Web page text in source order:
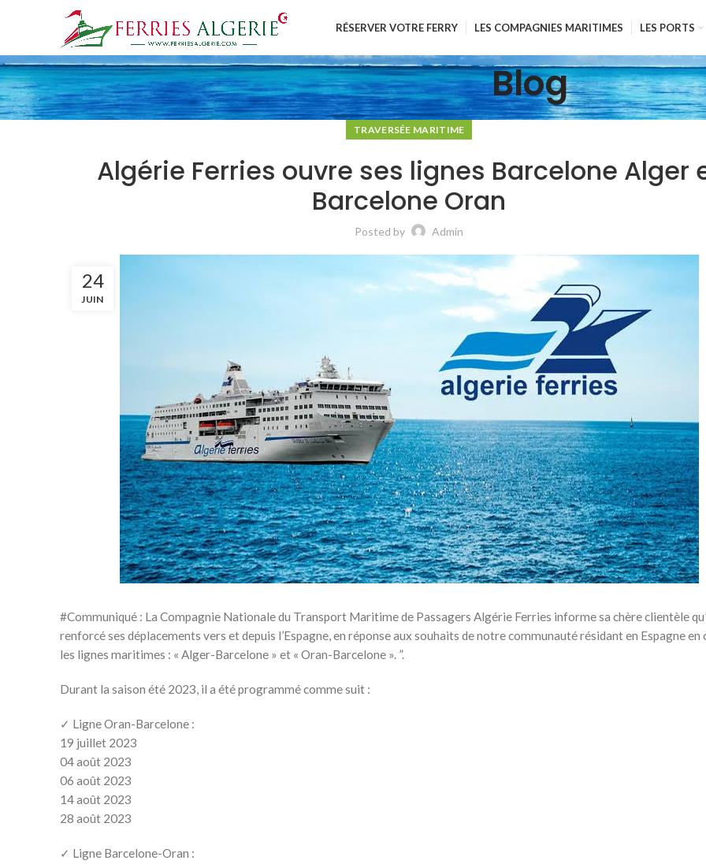
RÉSERVER VOTRE FERRY LES COMPAGNIES MARITIMES LES PORTS
Blog
TRAVERSÉE MARITIME
Algérie Ferries ouvre ses lignes Barcelone Alger
Barcelone Oran
Posted by Admin
24
JUIN
#Communiqué : La Compagnie Nationale du Transport Maritime de Passagers Algérie Ferries informe sa chère clientèle
renforcé ses déplacements vers et depuis l’Espagne, en réponse aux souhaits de notre communauté résidant en Espagne
les lignes maritimes : « Alger-Barcelone » et « Oran-Barcelone ». ”.
Durant la saison été 2023, il a été programmé comme suit :
✓ Ligne Oran-Barcelone :
19 juillet 2023
04 août 2023
06 août 2023
14 août 2023
28 août 2023
✓ Ligne Barcelone-Oran :